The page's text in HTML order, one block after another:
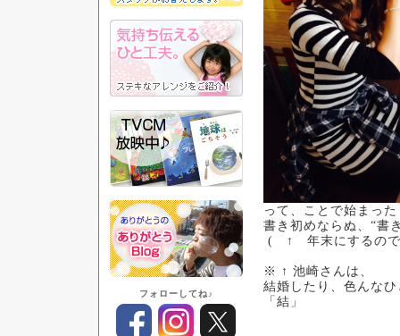
フォローしてね♪
って、ことで始まっ
書き初めならぬ、“書
( ↑ 年末にするの
※ ↑ 池崎さんは、
結婚したり、色んな
「結」